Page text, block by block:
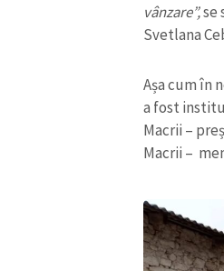
vânzare”,se
Svetlana
Așa cum în
a fost
Macrii –
Macrii –